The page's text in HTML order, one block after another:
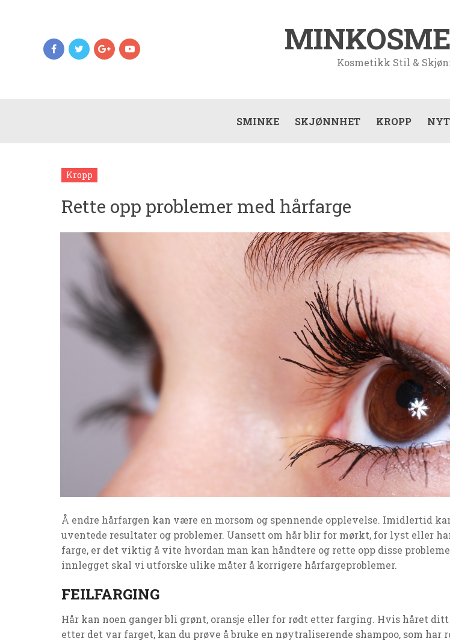
Kosmetikk Stil &
SMINKE SKJØNNHET KROPP
Kropp
Rette opp problemer med hårfarge
Å endre hårfargen kan være en morsom og spennende opplevelse. Imidlertid
uventede resultater og problemer. Uansett om hår blir for mørkt, for lyst eller
farge, er det viktig å vite hvordan man kan håndtere og rette opp disse
innlegget skal vi utforske ulike måter å korrigere hårfargeproblemer.
FEILFARGING
Hår kan noen ganger bli grønt, oransje eller for rødt etter farging. Hvis håret
etter det var farget, kan du prøve å bruke en nøytraliserende shampoo, som har